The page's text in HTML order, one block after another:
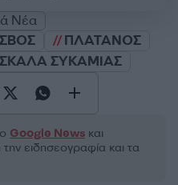
Νέα
ΠΛΑΤΑΝΟΣ
ΣΚΑΛΑ ΣΥΚΑΜΙΑΣ
Google News και
ειδησεογραφία και τα